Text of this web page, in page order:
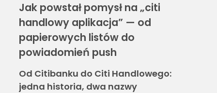
Jak powstał pomysł na „citi
handlowy aplikacja” — od
papierowych listów do
powiadomień push
Od Citibanku do Citi Handlowego:
jedna historia, dwa nazwy